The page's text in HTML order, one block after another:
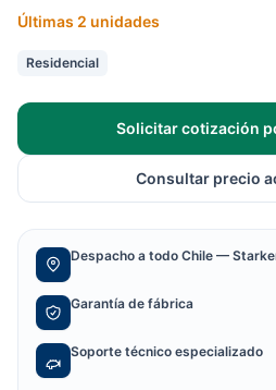
Últimas 2 unidades
Residencial
Solicitar cotización
Consultar precio
Despacho a todo Chile —
Garantía de fábrica
Soporte técnico especializado